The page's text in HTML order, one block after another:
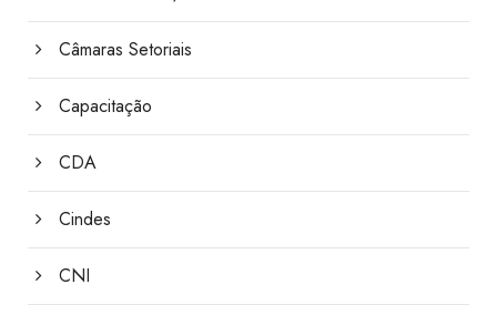
Câmaras Setoriais
Capacitação
CDA
Cindes
CNI